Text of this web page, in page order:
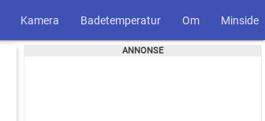
Kamera Badetemperatur Om Minside